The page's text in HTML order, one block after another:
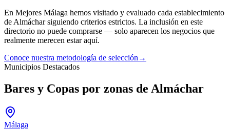
En Mejores Málaga hemos visitado y evaluado cada establecimiento
de Almácharsiguiendo criterios estrictos. La inclusión en este
directorio no puede comprarse — solo aparecen los negocios que
realmente merecen estar aquí.
Conoce nuestra metodología de selección →
Municipios Destacados
Bares y Copas por zonas de Almáchar
Málaga